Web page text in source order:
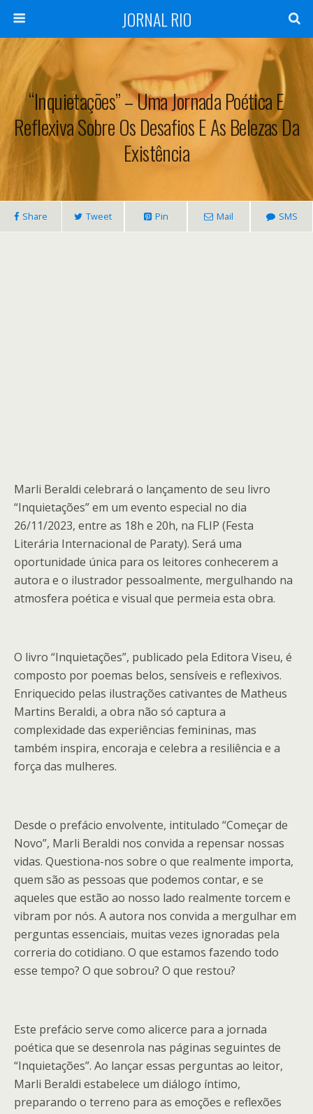
JORNAL RIO
“Inquietações” – Uma Jornada Poética E
Reflexiva Sobre Os Desafios E As Belezas Da
Existência
Share Tweet Pin Mail SMS
Marli Beraldi celebrará o lançamento de seu livro
“Inquietações” em um evento especial no dia
26/11/2023, entre as 18h e 20h, na FLIP (Festa
Literária Internacional de Paraty). Será uma
oportunidade única para os leitores conhecerem a
autora e o ilustrador pessoalmente, mergulhando na
atmosfera poética e visual que permeia esta obra.
O livro “Inquietações”, publicado pela Editora Viseu, é
composto por poemas belos, sensíveis e reflexivos.
Enriquecido pelas ilustrações cativantes de Matheus
Martins Beraldi, a obra não só captura a
complexidade das experiências femininas, mas
também inspira, encoraja e celebra a resiliência e a
força das mulheres.
Desde o prefácio envolvente, intitulado “Começar de
Novo”, Marli Beraldi nos convida a repensar nossas
vidas. Questiona-nos sobre o que realmente importa,
quem são as pessoas que podemos contar, e se
aqueles que estão ao nosso lado realmente torcem e
vibram por nós. A autora nos convida a mergulhar em
perguntas essenciais, muitas vezes ignoradas pela
correria do cotidiano. O que estamos fazendo todo
esse tempo? O que sobrou? O que restou?
Este prefácio serve como alicerce para a jornada
poética que se desenrola nas páginas seguintes de
“Inquietações”. Ao lançar essas perguntas ao leitor,
Marli Beraldi estabelece um diálogo íntimo,
preparando o terreno para as emoções e reflexões